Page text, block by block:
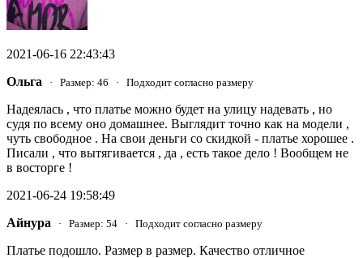
2021-06-16 22:43:43
Ольга · Размер: 46 · Подходит согласно размеру
Надеялась , что платье можно будет на улицу надевать , но
судя по всему оно домашнее. Выглядит точно как на модели ,
чуть свободное . На свои деньги со скидкой - платье хорошее .
Писали , что вытягивается , да , есть такое дело ! Вообщем не
в восторге !
2021-06-24 19:58:49
Айнура · Размер: 54 · Подходит согласно размеру
Платье подошло. Размер в размер. Качество отличное